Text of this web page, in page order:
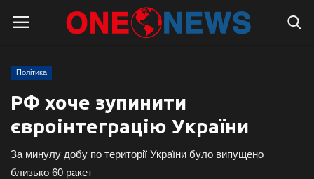
Головна
Контакти
Політика
РФ хоче зупинити
євроінтеграцію України
За минулу добу по території України було випущено
близько 60 ракет